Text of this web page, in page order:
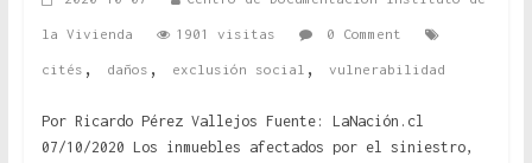
la Vivienda 1901 visitas 0 Comment
cités , daños , exclusión social , vulnerabilidad
Por Ricardo Pérez Vallejos Fuente: LaNación.cl
07/10/2020 Los inmuebles afectados por el siniestro,